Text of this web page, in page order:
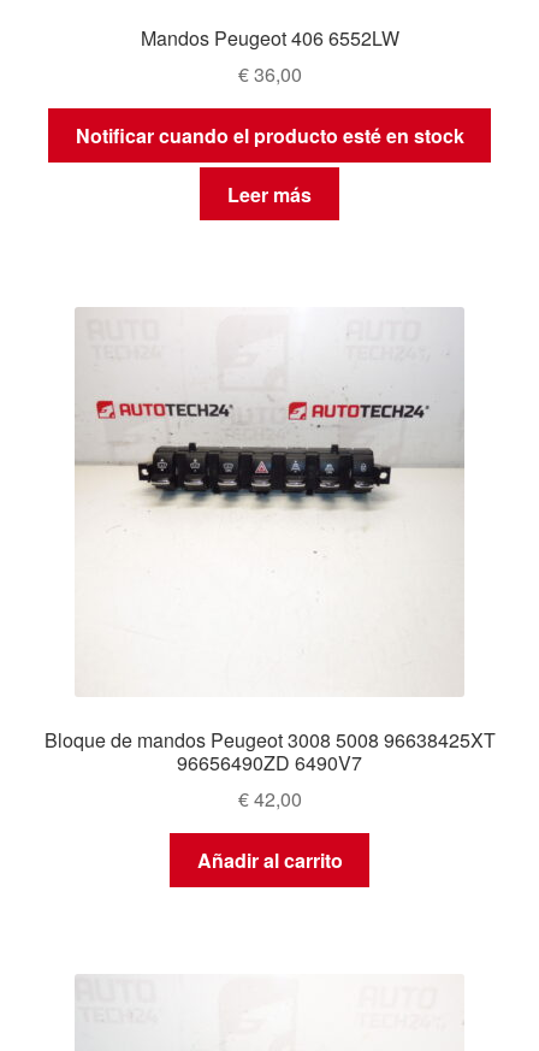
Mandos Peugeot 406 6552LW
€36,00
Notificar cuando el producto esté en stock
Leer más
Bloque de mandos Peugeot 3008 5008 96638425XT
96656490ZD 6490V7
€42,00
Añadir al carrito